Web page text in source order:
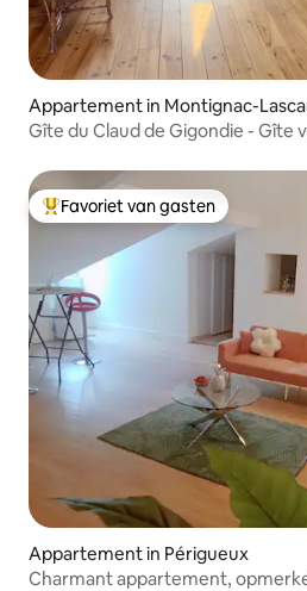
Appartement in Montignac-
Gîte du Claud de Gigondie - Gîte
Topfavoriet van gasten
Favoriet van gasten
Appartement in Périgueux
Charmant appartement,